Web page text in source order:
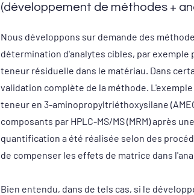
(développement de méthodes +
Nous développons sur demande des
détermination d'analytes cibles, par exemple
teneur résiduelle dans le matériau. Dans
validation complète de la méthode.
teneur en 3-aminopropyltriéthoxysilane
composants par HPLC-MS/MS (MRM) après
quantification a été réalisée selon des
de compenser les effets de matrice dans
Bien entendu, dans de tels cas, si le